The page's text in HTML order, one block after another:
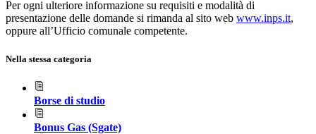
Per ogni ulteriore informazione su requisiti e modalità di
presentazione delle domande si rimanda al sito web www.inps.it,
oppure all’Ufficio comunale competente.
Nella stessa categoria
Borse di studio
Bonus Gas (Sgate)